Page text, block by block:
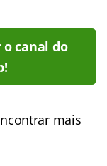
canal do
mais